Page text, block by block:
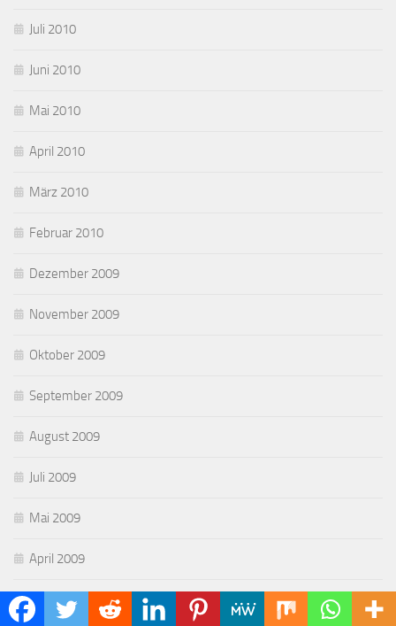
Juli 2010
Juni 2010
Mai 2010
April 2010
März 2010
Februar 2010
Dezember 2009
November 2009
Oktober 2009
September 2009
August 2009
Juli 2009
Mai 2009
April 2009
März 2009